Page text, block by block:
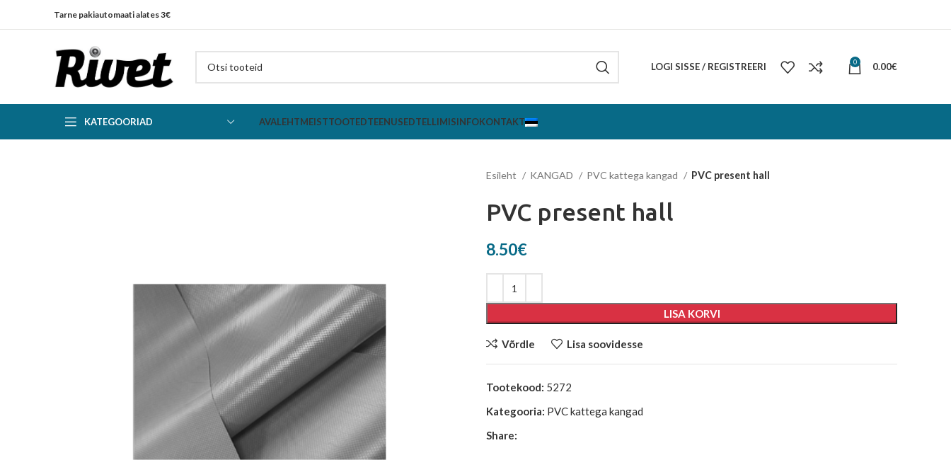
Tarne pakiautomaati alates 3€
LOGI SISSE / REGISTREERI 0 0.00€
KATEGOORIAD AVALEHTMEISTTOOTEDTEENUSEDTELLIMISINFOKONTAKT
Esileht KANGAD PVC kattega kangad PVC present hall
PVC present hall
8.50€
LISA KORVI
Võrdle Lisa soovidesse
Tootekood: 5272
Kategooria: PVC kattega kangad
Share: